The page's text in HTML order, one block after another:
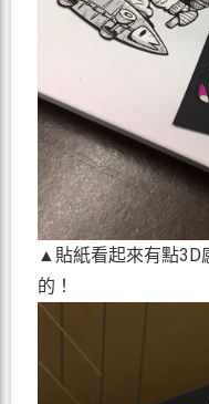
▲貼紙看起來有點3D
的！